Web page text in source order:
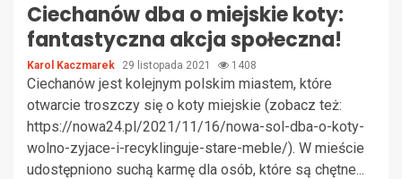
Ciechanów dba o miejskie koty:
fantastyczna akcja społeczna!
Karol Kaczmarek 29 listopada 2021 1408
Ciechanów jest kolejnym polskim miastem, które
otwarcie troszczy się o koty miejskie (zobacz też:
https://nowa24.pl/2021/11/16/nowa-sol-dba-o-koty-
wolno-zyjace-i-recyklinguje-stare-meble/). W mieście
udostępniono suchą karmę dla osób, które są chętne...